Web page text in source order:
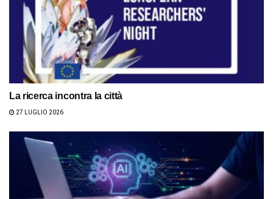
La ricerca incontra la città
27 LUGLIO 2026